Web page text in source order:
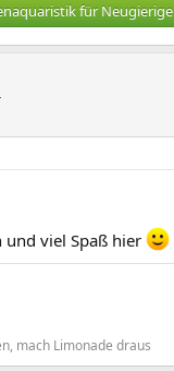
für Neugierige
viel Spaß hier
mach Limonade draus